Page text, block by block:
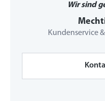
Wir sind
Kundenservice